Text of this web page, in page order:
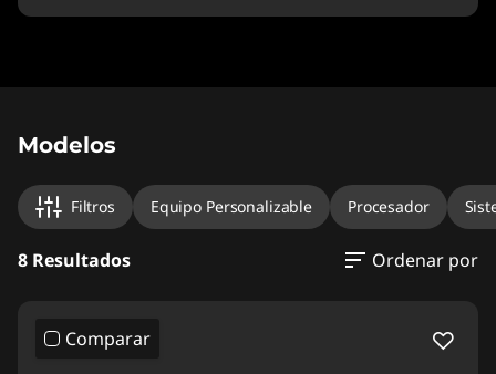
Modelos
Filtros Equipo Personalizable Procesador
8 Resultados Ordenar por
Comparar